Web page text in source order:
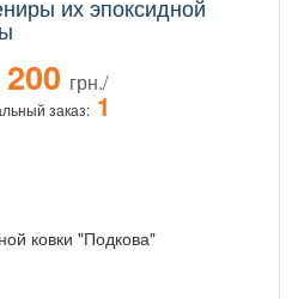
их эпоксидной
200 грн./
заказ: 1
ковки "Подкова"